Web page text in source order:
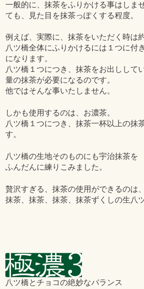
一般的に、抹茶をふりかける事はしま
ても、見た目を抹茶っぽくする程度。
例えば、実際に、抹茶をいただく時は
八ツ橋全体にふりかけるには１つに付
になります。
八ツ橋１つにつき、抹茶をお出しして
量の抹茶が必要になるのです。
他ではそんな事いたしません。
しかも使用するのは、お濃茶。
八ツ橋１つにつき、抹茶一杯以上の抹
す。
八ツ橋の生地そのものにも宇治抹茶を
ふんだんに練りこみました。
贅沢すぎる、抹茶の使用ができるのは
抹茶、抹茶、抹茶、抹茶ずくしの生八
八ツ橋とチョコの絶妙なバランス